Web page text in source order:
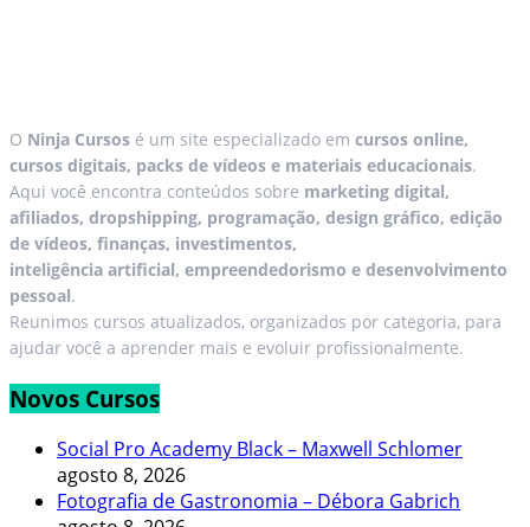
O Ninja Cursos é um site especializado em cursos online,
cursos digitais, packs de vídeos e materiais educacionais.
Aqui você encontra conteúdos sobre marketing digital,
afiliados, dropshipping, programação, design gráfico, edição
de vídeos, finanças, investimentos,
inteligência artificial, empreendedorismo e desenvolvimento
pessoal.
Reunimos cursos atualizados, organizados por categoria, para
ajudar você a aprender mais e evoluir profissionalmente.
Novos Cursos
Social Pro Academy Black – Maxwell Schlomer
agosto 8, 2026
Fotografia de Gastronomia – Débora Gabrich